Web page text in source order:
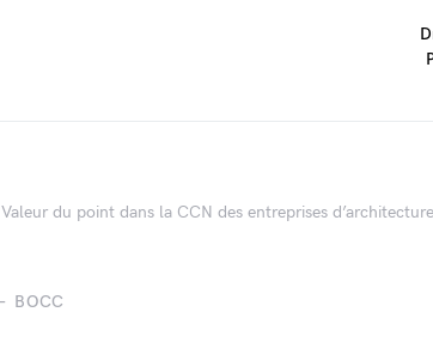
Valeur du point dans la CCN des entreprises
BOCC